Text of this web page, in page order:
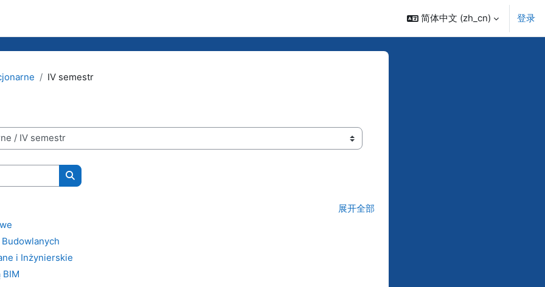
简体中文 ‎(zh_cn)‎ 登录
IV semestr
搜索课程
展开全部
i Inżynierskie